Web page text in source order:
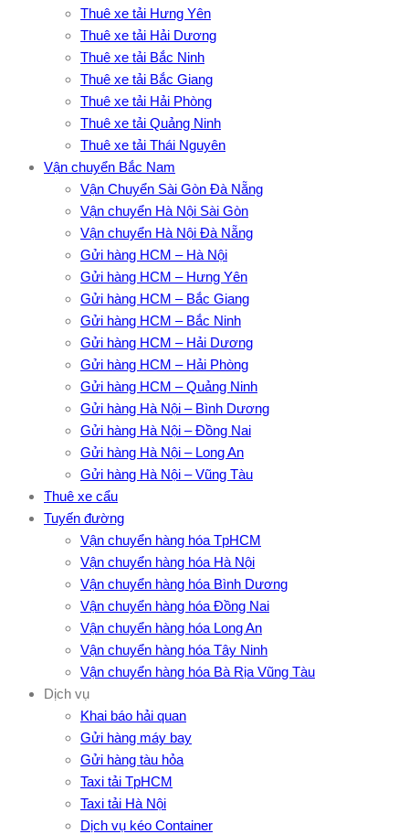
Thuê xe tải Hưng Yên
Thuê xe tải Hải Dương
Thuê xe tải Bắc Ninh
Thuê xe tải Bắc Giang
Thuê xe tải Hải Phòng
Thuê xe tải Quảng Ninh
Thuê xe tải Thái Nguyên
Vận chuyển Bắc Nam
Vận Chuyển Sài Gòn Đà Nẵng
Vận chuyển Hà Nội Sài Gòn
Vận chuyển Hà Nội Đà Nẵng
Gửi hàng HCM – Hà Nội
Gửi hàng HCM – Hưng Yên
Gửi hàng HCM – Bắc Giang
Gửi hàng HCM – Bắc Ninh
Gửi hàng HCM – Hải Dương
Gửi hàng HCM – Hải Phòng
Gửi hàng HCM – Quảng Ninh
Gửi hàng Hà Nội – Bình Dương
Gửi hàng Hà Nội – Đồng Nai
Gửi hàng Hà Nội – Long An
Gửi hàng Hà Nội – Vũng Tàu
Thuê xe cẩu
Tuyến đường
Vận chuyển hàng hóa TpHCM
Vận chuyển hàng hóa Hà Nội
Vận chuyển hàng hóa Bình Dương
Vận chuyển hàng hóa Đồng Nai
Vận chuyển hàng hóa Long An
Vận chuyển hàng hóa Tây Ninh
Vận chuyển hàng hóa Bà Rịa Vũng Tàu
Dịch vụ
Khai báo hải quan
Gửi hàng máy bay
Gửi hàng tàu hỏa
Taxi tải TpHCM
Taxi tải Hà Nội
Dịch vụ kéo Container